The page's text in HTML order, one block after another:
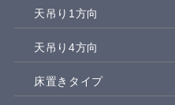
天吊り1方向
天吊り4方向
床置きタイプ